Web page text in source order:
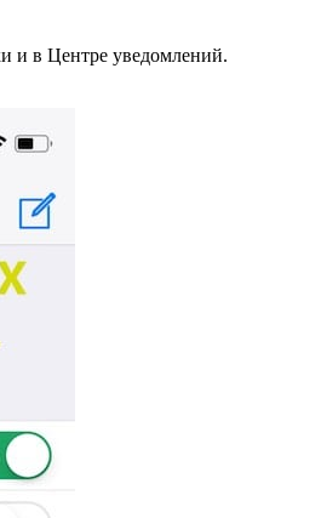
и в Центре уведомлений.